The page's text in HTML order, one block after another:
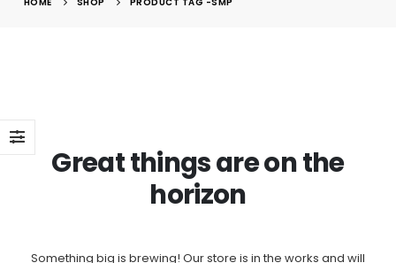
Great things are on the
horizon
Something big is brewing! Our store is in the works and will